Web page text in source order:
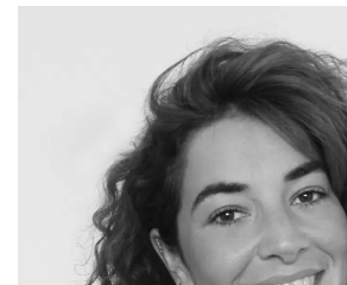
Formation :
Bac+5 Direction
culturelles et
Parcours pro :depuis août 2025